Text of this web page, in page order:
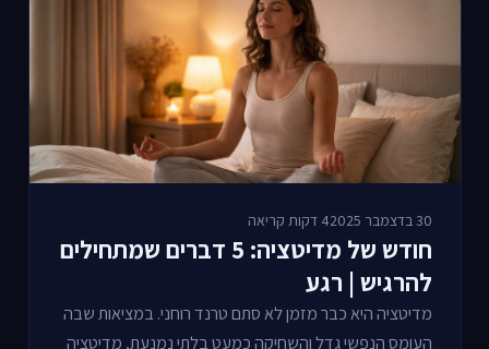
30 בדצמבר 2025 4 דקות קריאה
חודש של מדיטציה: 5 דברים שמתחילים
להרגיש | רגע
מדיטציה היא כבר מזמן לא סתם טרנד רוחני. במציאות שבה
העומס הנפשי גדל והשחיקה כמעט בלתי נמנעת, מדיטציה